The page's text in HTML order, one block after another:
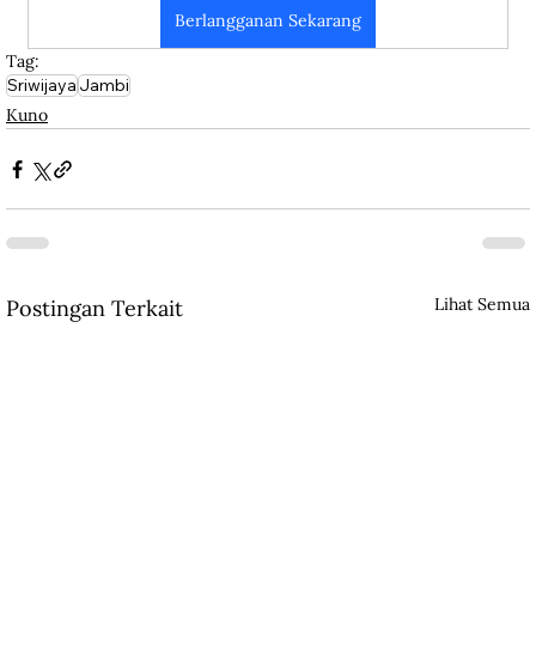
Berlangganan Sekarang
Tag:
SriwijayaJambi
Kuno
Postingan Terkait Lihat Semua